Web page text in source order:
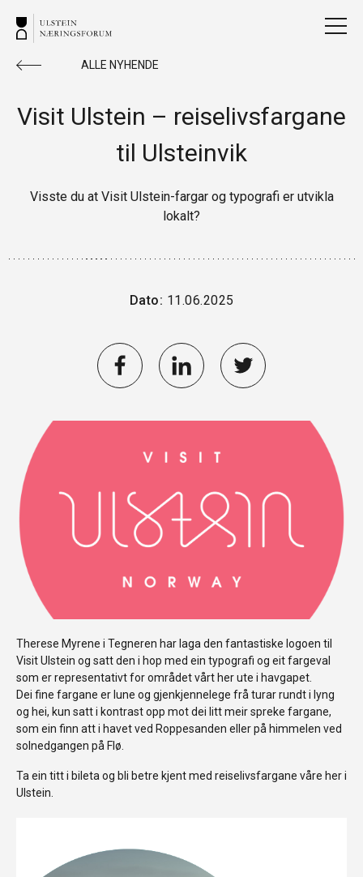
ALLE NYHENDE
Visit Ulstein – reiselivsfargane
til Ulsteinvik
Visste du at Visit Ulstein-fargar og typografi er utvikla
lokalt?
Dato: 11.06.2025
Therese Myrene i Tegneren har laga den fantastiske logoen til
Visit Ulstein og satt den i hop med ein typografi og eit fargeval
som er representativt for området vårt her ute i havgapet.
Dei fine fargane er lune og gjenkjennelege frå turar rundt i lyng
og hei, kun satt i kontrast opp mot dei litt meir spreke fargane,
som ein finn att i havet ved Roppesanden eller på himmelen ved
solnedgangen på Flø.
Ta ein titt i bileta og bli betre kjent med reiselivsfargane våre her i
Ulstein.